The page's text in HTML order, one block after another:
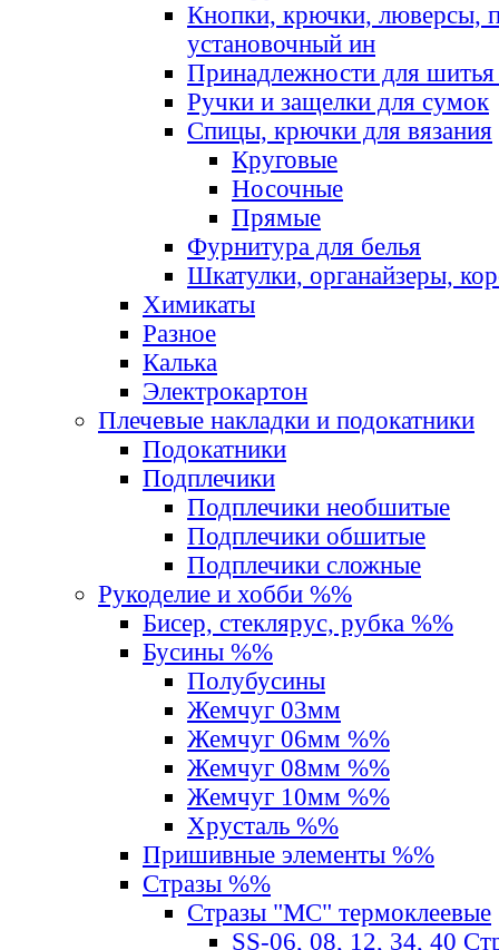
Кнопки, крючки, люверсы,
установочный ин
Принадлежности для шитья
Ручки и защелки для сумок
Спицы, крючки для вязания
Круговые
Носочные
Прямые
Фурнитура для белья
Шкатулки, органайзеры,
Химикаты
Разное
Калька
Электрокартон
Плечевые накладки и подокатники
Подокатники
Подплечики
Подплечики необшитые
Подплечики обшитые
Подплечики сложные
Рукоделие и хобби %%
Бисер, стеклярус, рубка %%
Бусины %%
Полубусины
Жемчуг 03мм
Жемчуг 06мм %%
Жемчуг 08мм %%
Жемчуг 10мм %%
Хрусталь %%
Пришивные элементы %%
Стразы %%
Стразы "MС" термоклеевые
SS-06, 08, 12, 34, 40